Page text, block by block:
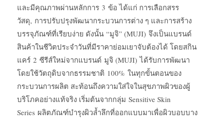
และมีคุณภาพผ่านหลักการ 3 ข้อ ได้แก่ การเลือกสรร
วัสดุ, การปรับปรุงพัฒนากระบวนการต่าง ๆ และการสร้าง
บรรจุภัณฑ์ที่เรียบง่าย ดังนั้น “มูจิ” (MUJI) จึงเป็นแบรนด์
สินค้าในชีวิตประจำวันที่มีราคาย่อมเยาจับต้องได้ โดยสกิน
แคร์ 2 ซีรีส์ใหม่จากแบรนด์ มูจิ (MUJI) ได้รับการพัฒนา
โดยใช้วัตถุดิบจากธรรมชาติ 100% ในทุกขั้นตอนของ
กระบวนการผลิต สะท้อนถึงความใส่ใจในสุขภาพผิวของผู้
บริโภคอย่างแท้จริง เริ่มต้นจากกลุ่ม Sensitive Skin
Series ผลิตภัณฑ์บำรุงผิวล้ำลึกที่ออกแบบมาเพื่อผิวบอบบาง